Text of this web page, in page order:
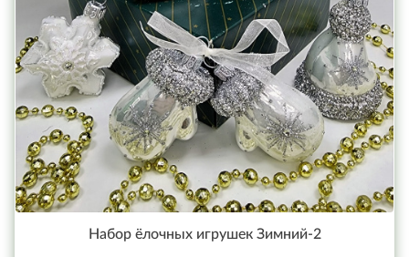
Набор ёлочных игрушек Зимний-2